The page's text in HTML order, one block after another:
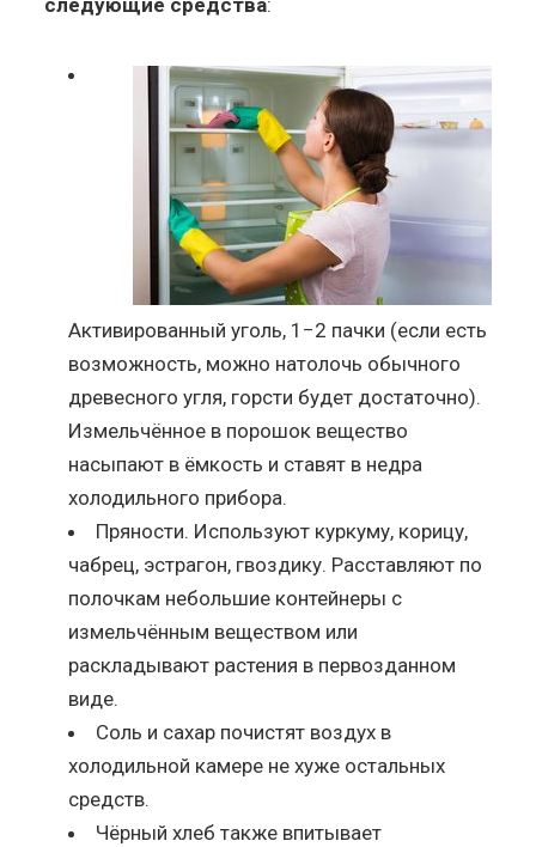
Активированный уголь, 1−2 пачки (если есть
возможность, можно натолочь обычного
древесного угля, горсти будет достаточно).
Измельчённое в порошок вещество
насыпают в ёмкость и ставят в недра
холодильного прибора.
Пряности. Используют куркуму, корицу,
чабрец, эстрагон, гвоздику. Расставляют по
полочкам небольшие контейнеры с
измельчённым веществом или
раскладывают растения в первозданном
виде.
Соль и сахар почистят воздух в
холодильной камере не хуже остальных
средств.
Чёрный хлеб также впитывает